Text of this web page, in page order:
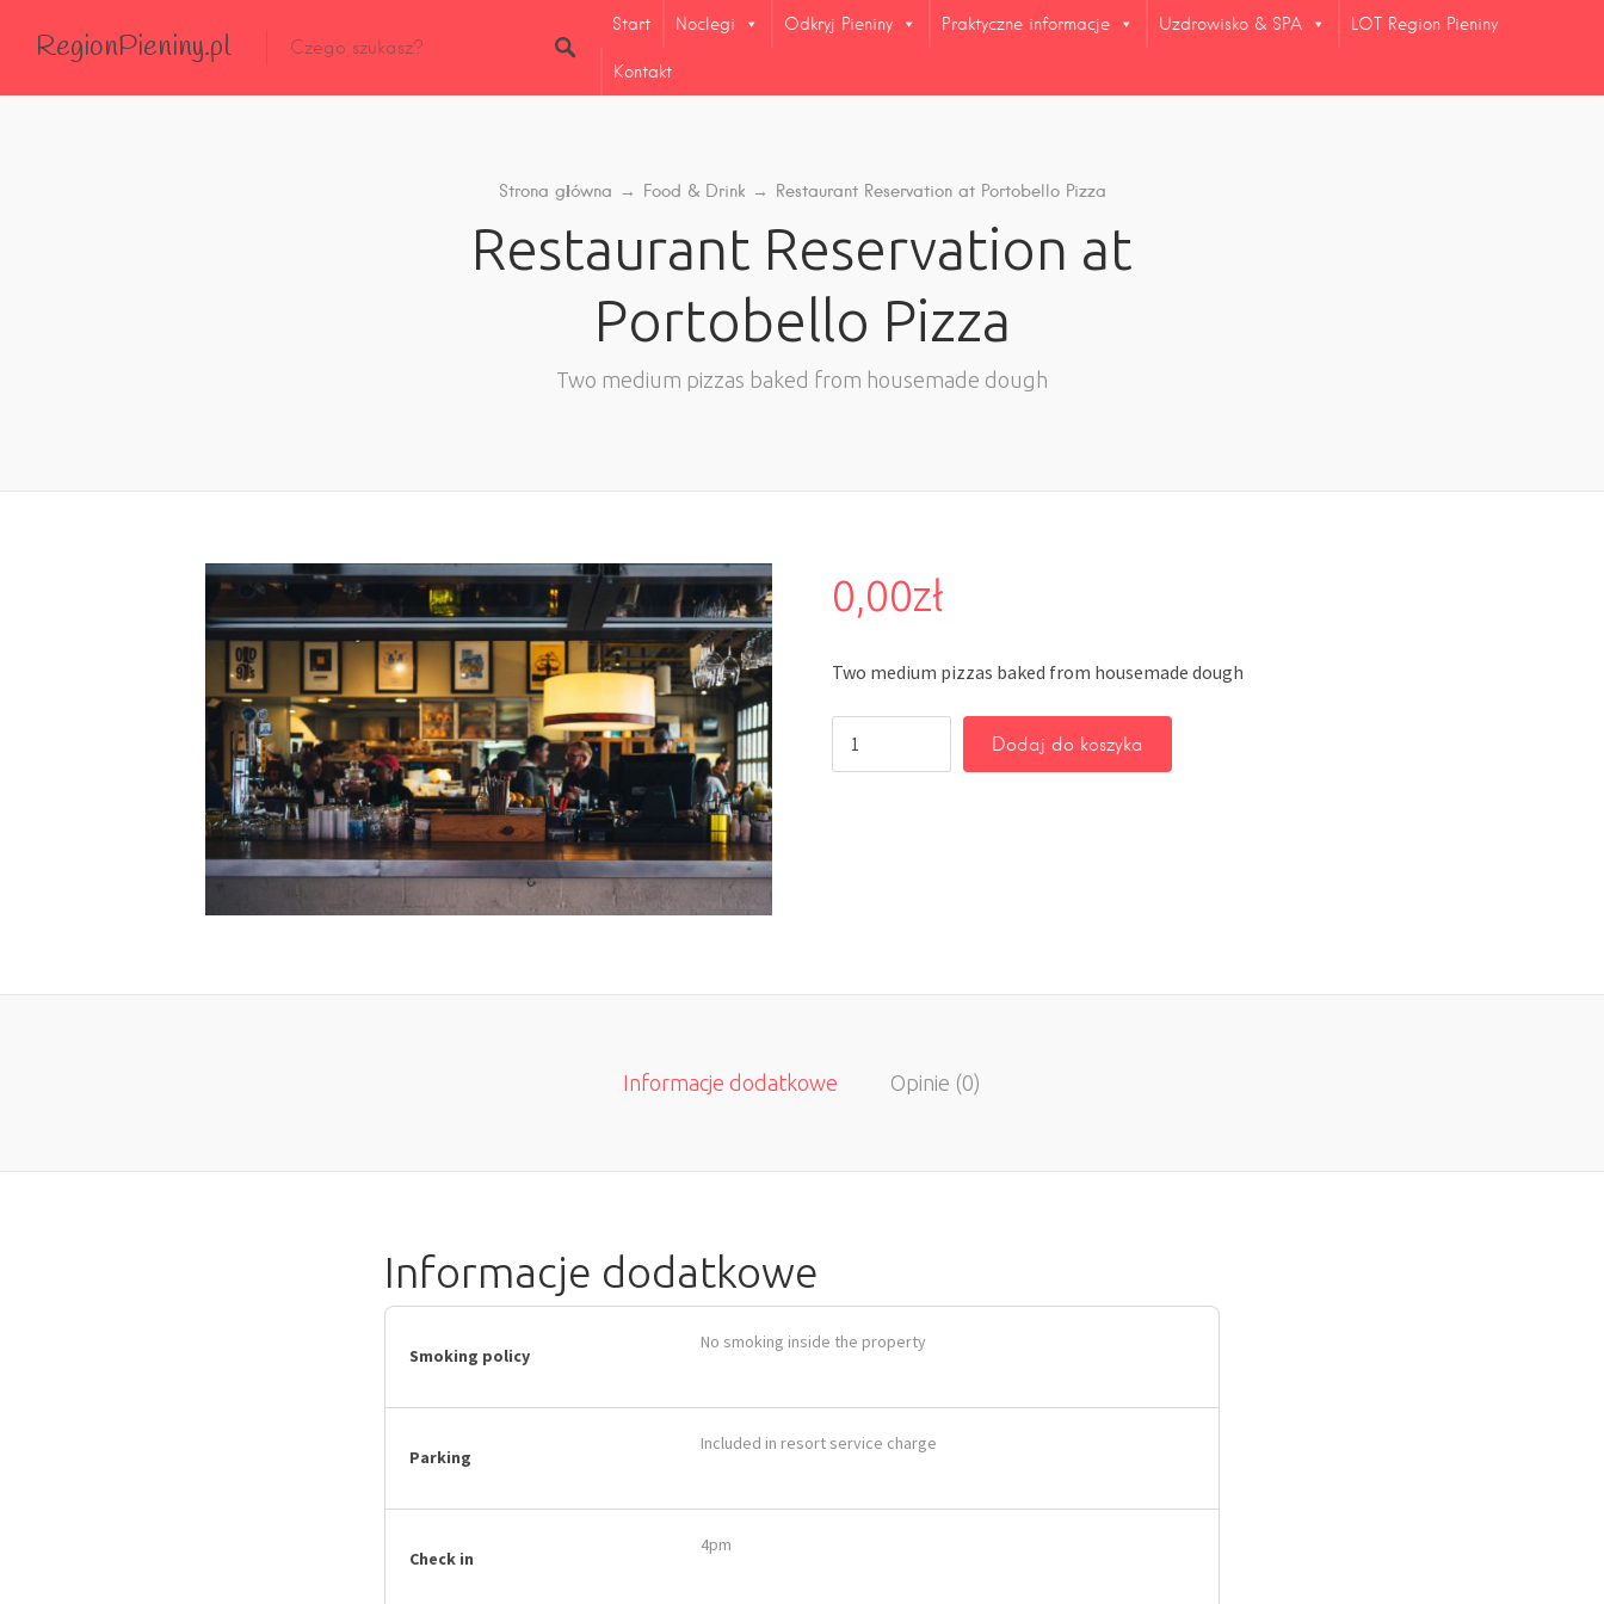
RegionPieniny.pl
Start Noclegi Odkryj Pieniny Praktyczne informacje Uzdrowisko & SPA LOT Region Pieniny
Kontakt
Strona główna → Food & Drink → Restaurant Reservation at Portobello Pizza
Restaurant Reservation at
Portobello Pizza
Two medium pizzas baked from housemade dough
0,00zł
Two medium pizzas baked from housemade dough
Dodaj do koszyka
Informacje dodatkowe Opinie (0)
Informacje dodatkowe
Smoking policy
No smoking inside the property
Parking
Included in resort service charge
Check in
4pm